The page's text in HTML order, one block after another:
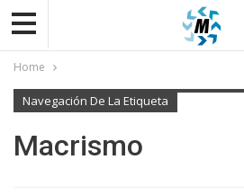
Home
Navegación De La Etiqueta
Macrismo